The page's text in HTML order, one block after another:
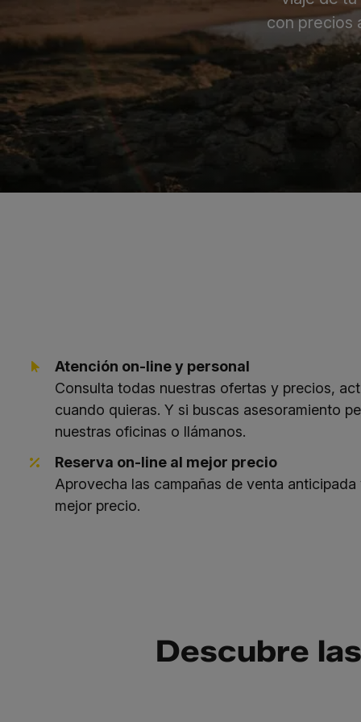
con precios
Atención on-line y personal
Consulta todas nuestras ofertas y precios,
cuando quieras. Y si buscas asesoramiento
nuestras oficinas o llámanos.
Reserva on-line al mejor precio
Aprovecha las campañas de venta
mejor precio.
Descubre